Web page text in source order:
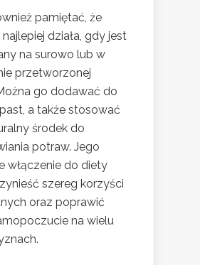
pamiętać, że
działa, gdy jest
na surowo lub w
przetworzonej
go dodawać do
a także stosować
środek do
potraw. Jego
włączenie do diety
szereg korzyści
oraz poprawić
na wielu